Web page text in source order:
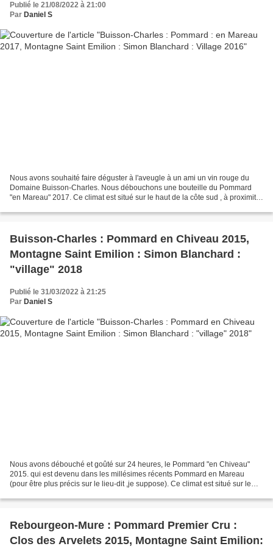
Publié le 21/08/2022 à 21:00
Par Daniel S
Nous avons souhaité faire déguster à l'aveugle à un ami un vin rouge du
Domaine Buisson-Charles. Nous débouchons une bouteille du Pommard
"en Mareau" 2017. Ce climat est situé sur le haut de la côte sud , à proximité
Buisson-Charles : Pommard en Chiveau 2015,
Montagne Saint Emilion : Simon Blanchard :
"village" 2018
Publié le 31/03/2022 à 21:25
Par Daniel S
Nous avons débouché et goûté sur 24 heures, le Pommard "en Chiveau"
2015. qui est devenu dans les millésimes récents Pommard en Mareau
(pour être plus précis sur le lieu-dit ,je suppose). Ce climat est situé sur le
Rebourgeon-Mure : Pommard Premier Cru :
Clos des Arvelets 2015, Montagne Saint Emilion: